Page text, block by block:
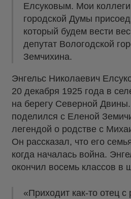
Елсуковым. Мои
городской Думы
который будем вести
депутат Вологодской
Земчихина.
Энгельс Николаевич
20 декабря 1925 года в
на берегу Северной
поделился с Еленой
легендой о родстве с
Он рассказал, что его
когда началась война.
окончил восемь классов в
«Приходит как-то отец с